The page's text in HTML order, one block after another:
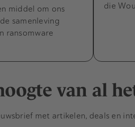
middel om ons
samenleving
ransomware
die
van al
met artikelen, deals en